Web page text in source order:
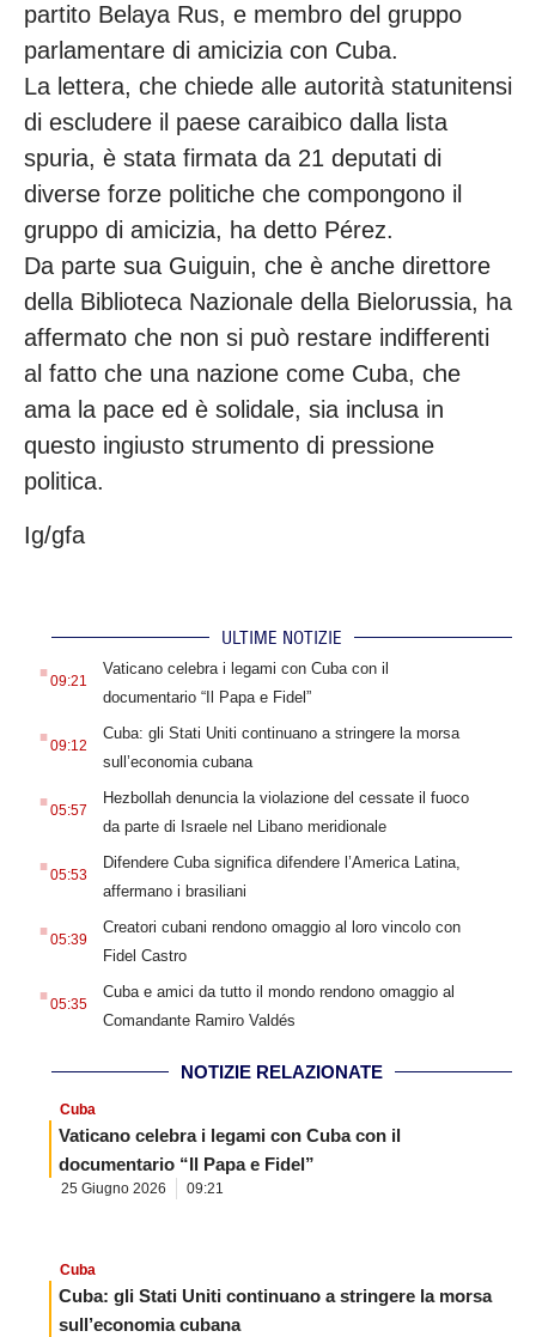
partito Belaya Rus, e membro del gruppo
parlamentare di amicizia con Cuba.
La lettera, che chiede alle autorità statunitensi
di escludere il paese caraibico dalla lista
spuria, è stata firmata da 21 deputati di
diverse forze politiche che compongono il
gruppo di amicizia, ha detto Pérez.
Da parte sua Guiguin, che è anche direttore
della Biblioteca Nazionale della Bielorussia, ha
affermato che non si può restare indifferenti
al fatto che una nazione come Cuba, che
ama la pace ed è solidale, sia inclusa in
questo ingiusto strumento di pressione
politica.
Ig/gfa
ULTIME NOTIZIE
.09:21
Vaticano celebra i legami con Cuba con il
documentario “Il Papa e Fidel”
.09:12
Cuba: gli Stati Uniti continuano a stringere la morsa
sull’economia cubana
.05:57
Hezbollah denuncia la violazione del cessate il fuoco
da parte di Israele nel Libano meridionale
.05:53
Difendere Cuba significa difendere l’America Latina,
affermano i brasiliani
.05:39
Creatori cubani rendono omaggio al loro vincolo con
Fidel Castro
.05:35
Cuba e amici da tutto il mondo rendono omaggio al
Comandante Ramiro Valdés
NOTIZIE RELAZIONATE
Cuba
Vaticano celebra i legami con Cuba con il
documentario “Il Papa e Fidel”
25 Giugno 2026 09:21
Cuba
Cuba: gli Stati Uniti continuano a stringere la morsa
sull’economia cubana